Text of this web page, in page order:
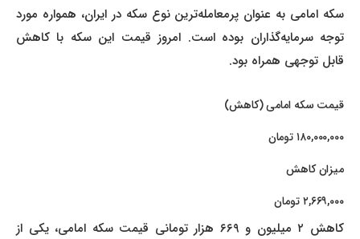
سکه امامی به عنوان پرمعامله‌ترین نوع سکه در ایران، همواره مورد
توجه سرمایه‌گذاران بوده است. امروز قیمت این سکه با کاهش
قابل توجهی همراه بود.
قیمت سکه امامی (کاهش)
۱۸۰,۰۰۰,۰۰۰ تومان
میزان کاهش
۲,۶۶۹,۰۰۰ تومان
کاهش ۲ میلیون و ۶۶۹ هزار تومانی قیمت سکه امامی، یکی از